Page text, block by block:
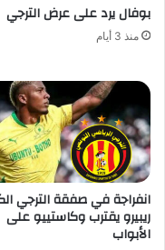
بوفال يرد على عرض الترجي
منذ 3 أيام
انفراجة في صفقة الترجي
ريبيرو يقترب وكاستييو على
الأبواب